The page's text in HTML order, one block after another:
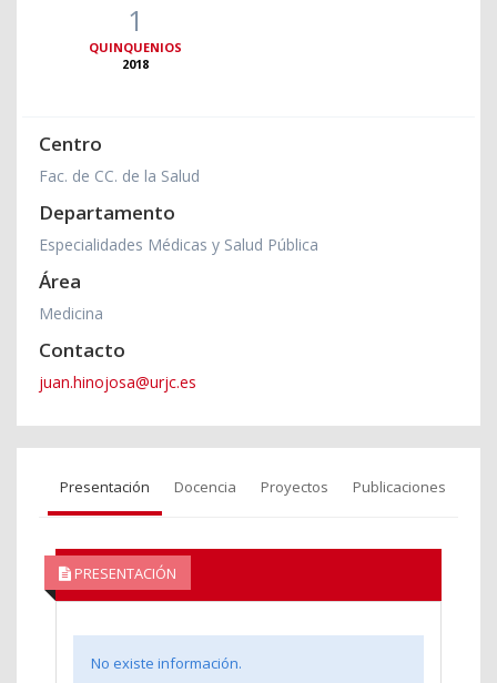
1
QUINQUENIOS
2018
Centro
Fac. de CC. de la Salud
Departamento
Especialidades Médicas y Salud Pública
Área
Medicina
Contacto
juan.hinojosa@urjc.es
Presentación Docencia Proyectos Publicaciones
PRESENTACIÓN
No existe información.